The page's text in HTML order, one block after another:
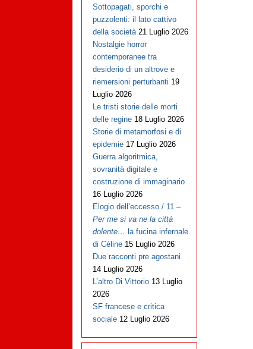
Sottopagati, sporchi e
puzzolenti: il lato cattivo
della società 21 Luglio 2026
Nostalgie horror
contemporanee tra
desiderio di un altrove e
riemersioni perturbanti 19
Luglio 2026
Le tristi storie delle morti
delle regine 18 Luglio 2026
Storie di metamorfosi e di
epidemie 17 Luglio 2026
Guerra algoritmica,
sovranità digitale e
costruzione di immaginario
16 Luglio 2026
Elogio dell’eccesso / 11 –
Per me si va ne la città
dolente… la fucina infernale
di Cèline 15 Luglio 2026
Due racconti pre agostani
14 Luglio 2026
L’altro Di Vittorio 13 Luglio
2026
SF francese e critica
sociale 12 Luglio 2026